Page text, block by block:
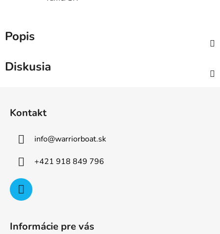
Popis
Diskusia
Kontakt
info@warriorboat.sk
+421 918 849 796
Informácie pre vás